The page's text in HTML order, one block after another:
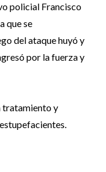
policial Francisco
que se
del ataque huyó y
por la fuerza y
tratamiento y